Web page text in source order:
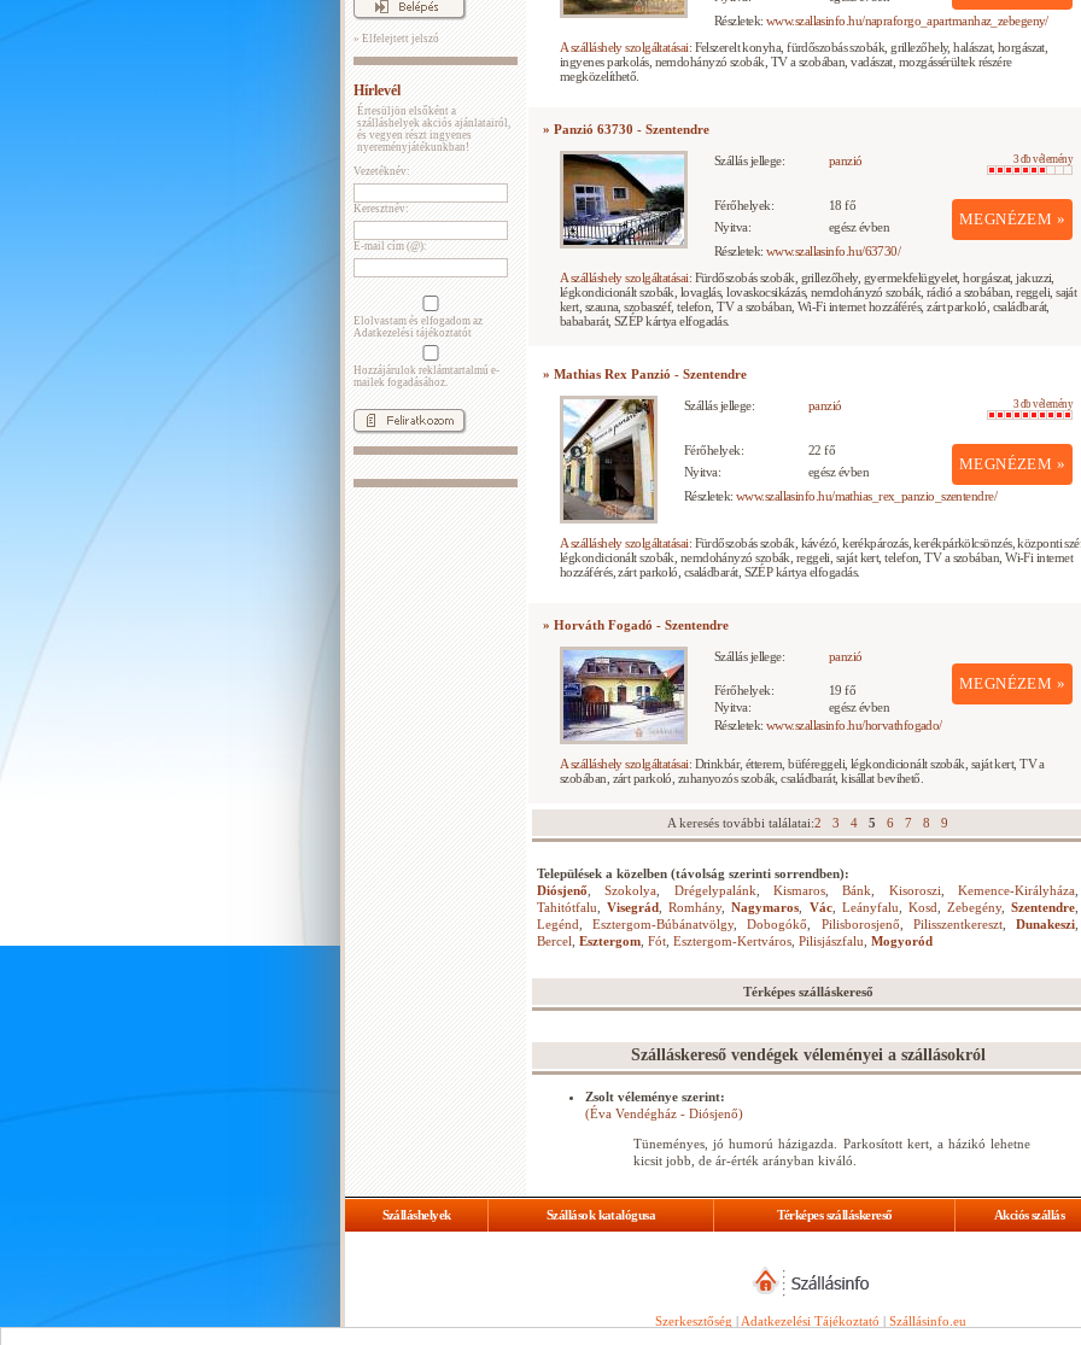
» Elfelejtett jelszó
Hírlevél
Értesüljön elsőként a
szálláshelyek akciós ajánlatairól,
és vegyen részt ingyenes
nyereményjátékunkban!
Vezetéknév:
Keresztnév:
E-mail cím (@):
Elolvastam és elfogadom az
Adatkezelési tájékoztatót
Hozzájárulok reklámtartalmú e-
mailek fogadásához.
Részletek: www.szallasinfo.hu/napraforgo_apartmanhaz_zebegeny/
A szálláshely szolgáltatásai: Felszerelt konyha, fürdőszobás szobák, grillezőhely, halászat, horgászat,
ingyenes parkolás, nemdohányzó szobák, TV a szobában, vadászat, mozgássérültek részére
megközelíthető.
» Panzió 63730 - Szentendre
Szállás jellege: panzió 3 db vélemény
MEGNÉZEM »
Férőhelyek:
18 fő
Nyitva:
egész évben
Részletek: www.szallasinfo.hu/63730/
A szálláshely szolgáltatásai: Fürdőszobás szobák, grillezőhely, gyermekfelügyelet, horgászat, jakuzzi,
légkondicionált szobák, lovaglás, lovaskocsikázás, nemdohányzó szobák, rádió a szobában, reggeli, saját
kert, szauna, szobaszéf, telefon, TV a szobában, Wi-Fi internet hozzáférés, zárt parkoló, családbarát,
bababarát, SZÉP kártya elfogadás.
» Mathias Rex Panzió - Szentendre
Szállás jellege: panzió 3 db vélemény
MEGNÉZEM »
Férőhelyek:
22 fő
Nyitva:
egész évben
Részletek: www.szallasinfo.hu/mathias_rex_panzio_szentendre/
A szálláshely szolgáltatásai: Fürdőszobás szobák, kávézó, kerékpározás, kerékpárkölcsönzés, központi
légkondicionált szobák, nemdohányzó szobák, reggeli, saját kert, telefon, TV a szobában, Wi-Fi internet
hozzáférés, zárt parkoló, családbarát, SZÉP kártya elfogadás.
» Horváth Fogadó - Szentendre
Szállás jellege: panzió
MEGNÉZEM »
Férőhelyek:
19 fő
Nyitva:
egész évben
Részletek: www.szallasinfo.hu/horvathfogado/
A szálláshely szolgáltatásai: Drinkbár, étterem, büféreggeli, légkondicionált szobák, saját kert, TV a
szobában, zárt parkoló, zuhanyozós szobák, családbarát, kisállat bevihető.
A keresés további találatai:2 3 4 5 6 7 8 9
Települések a közelben (távolság szerinti sorrendben):
Diósjenő ,Szokolya Drégelypalánk ,Kismaros ,Bánk Kisoroszi ,Kemence-Királyháza
Tahitótfalu ,Visegrád ,Romhány,Nagymaros Vác, Leányfalu Kosd Zebegény, Szentendre
Legénd ,Esztergom-Búbánatvölgy,Dobogókő Pilisborosjenő Pilisszentkereszt,Dunakeszi
Bercel Esztergom Fót Esztergom-Kertváros Pilisjászfalu Mogyoród
Térképes szálláskereső
Szálláskereső vendégek véleményei a szállásokról
Zsolt véleménye szerint:
(Éva Vendégház - Diósjenő)
Tüneményes, jó humorú házigazda. Parkosított kert, a házikó lehetne
kicsit jobb, de ár-érték arányban kiváló.
Szálláshelyek Szállások katalógusa Térképes szálláskereső Akciós szállás
Szerkesztőség | Adatkezelési Tájékoztató | Szállásinfo.eu